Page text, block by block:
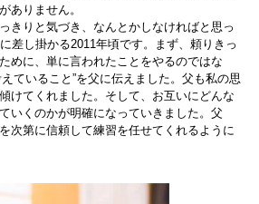
ありません。
きりと気づき、なんとかしなければと思っ
差し掛かる2011年頃です。まず、頼りきっ
めに、単に言われたことをやるのではな
えていること”を父に伝えました。父も私の思
けてくれました。そして、お互いにどんな
いくのかが明確になっていきました。父
次第に信頼して練習を任せてくれるように